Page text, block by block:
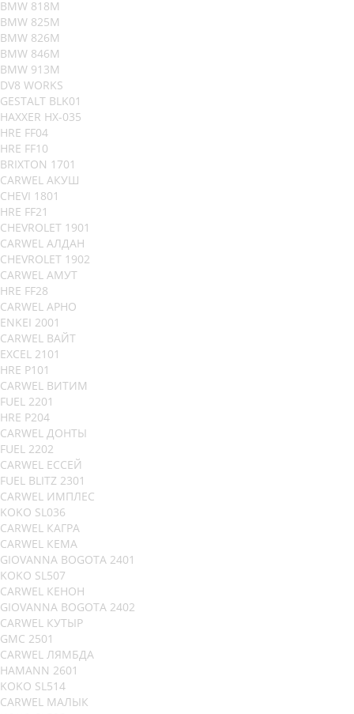
BMW 818M
BMW 825M
BMW 826M
BMW 846M
BMW 913M
DV8 WORKS
GESTALT BLK01
HAXXER HX-035
HRE FF04
HRE FF10
BRIXTON 1701
CARWEL АКУШ
CHEVI 1801
HRE FF21
CHEVROLET 1901
CARWEL АЛДАН
CHEVROLET 1902
CARWEL АМУТ
HRE FF28
CARWEL АРНО
ENKEI 2001
CARWEL ВАЙТ
EXCEL 2101
HRE P101
CARWEL ВИТИМ
FUEL 2201
HRE P204
CARWEL ДОНТЫ
FUEL 2202
CARWEL ЕССЕЙ
FUEL BLITZ 2301
CARWEL ИМПЛЕС
KOKO SL036
CARWEL КАГРА
CARWEL КЕМА
GIOVANNA BOGOTA 2401
KOKO SL507
CARWEL КЕНОН
GIOVANNA BOGOTA 2402
CARWEL КУТЫР
GMC 2501
CARWEL ЛЯМБДА
HAMANN 2601
KOKO SL514
CARWEL МАЛЫК